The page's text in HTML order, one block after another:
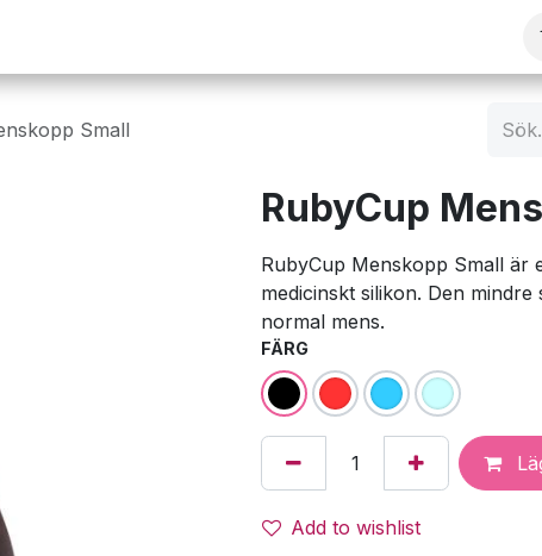
Small
RubyCup
RubyCup Menskopp Small är
medicinskt silikon. Den
normal mens.
FÄRG
Add to wishlist